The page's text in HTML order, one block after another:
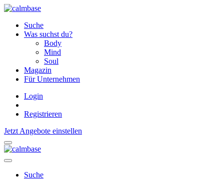
Suche
Was suchst du?
Body
Mind
Soul
Magazin
Für Unternehmen
Login
Registrieren
Jetzt Angebote einstellen
Suche